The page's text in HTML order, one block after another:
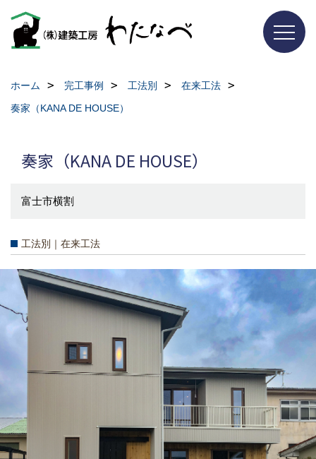
ホーム 完工事例 工法別
在来工法
奏家（KANA DE HOUSE）
奏家（KANA DE HOUSE）
富士市横割
工法別｜在来工法